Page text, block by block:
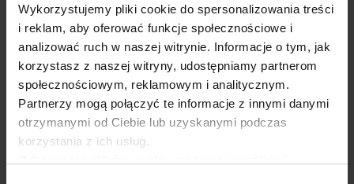
Wykorzystujemy pliki cookie do spersonalizowania treści
i reklam, aby oferować funkcje społecznościowe i
analizować ruch w naszej witrynie. Informacje o tym, jak
korzystasz z naszej witryny, udostępniamy partnerom
społecznościowym, reklamowym i analitycznym.
Partnerzy mogą połączyć te informacje z innymi danymi
otrzymanymi od Ciebie lub uzyskanymi podczas
korzystania z ich usług.